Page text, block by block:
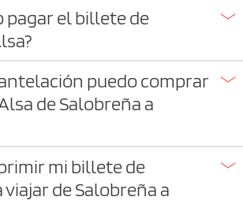
pagar el billete de
puedo comprar
de Salobreña a
mi billete de
de Salobreña a